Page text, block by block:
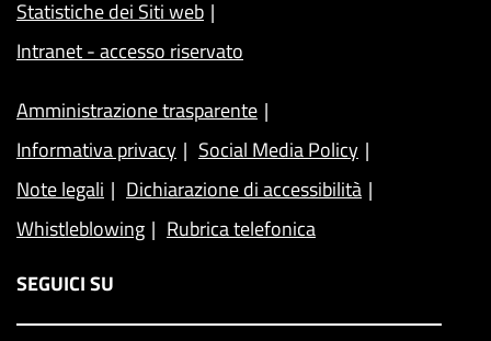
Statistiche dei Siti web
Intranet - accesso riservato
Amministrazione trasparente
Informativa privacy
Social Media Policy
Note legali
Dichiarazione di accessibilità
Whistleblowing
Rubrica telefonica
SEGUICI SU